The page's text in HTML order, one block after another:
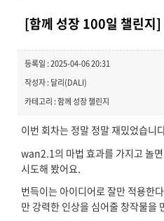
[함께 성장 100일 챌린지
등록일 : 2025-04-06 20:31
작성자 : 달리(DALI)
카테고리 : 함께 성장 챌린지
이번 회차는 정말 정말 재밌었습니
wan2.1의 마법 효과를 가지고 놀
시도해 봤어요.
번득이는 아이디어로 잘만 적용한
만 강력한 인상을 심어줄 창작물을